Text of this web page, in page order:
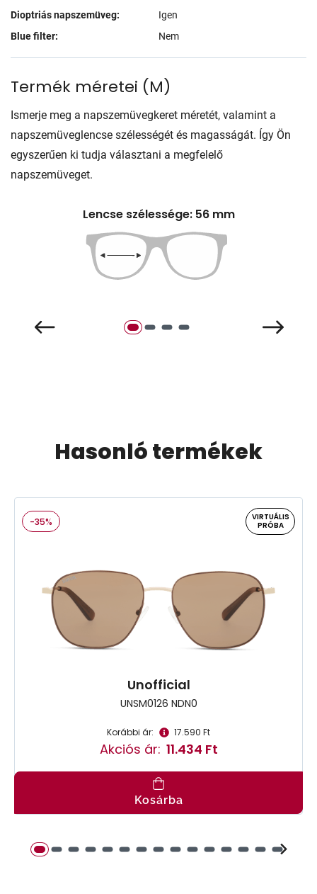
Dioptriás napszemüveg:
Igen
Blue filter:
Nem
Termék méretei (M)
Ismerje meg a napszemüvegkeret méretét, valamint a
napszemüveglencse szélességét és magasságát. Így Ön
egyszerűen ki tudja választani a megfelelő
napszemüveget.
Lencse szélessége: 56 mm
Hasonló termékek
-35%
VIRTUÁLIS
PRÓBA
Unofficial
UNSM0126 NDN0
Korábbi ár: 17.590 Ft
Akciós ár: 11.434 Ft
Kosárba